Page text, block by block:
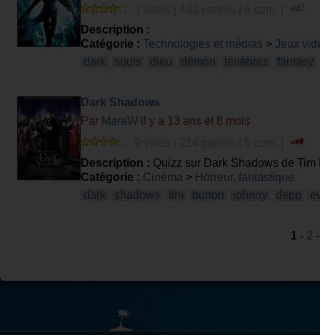
Description :
Catégorie : Technologies et médias > Jeux
dark
souls dieu démon ténèbres fantasy
Dark Shadows
Par MaraW il y a 13 ans et 8 mois
Description : Quizz sur Dark Shadows de Tim
Catégorie : Cinéma > Horreur, fantastique
dark
shadows tim burton johnny depp
1 - 2